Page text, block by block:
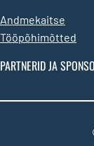
Andmekaitse
Tööpõhimõtted
PARTNERID JA